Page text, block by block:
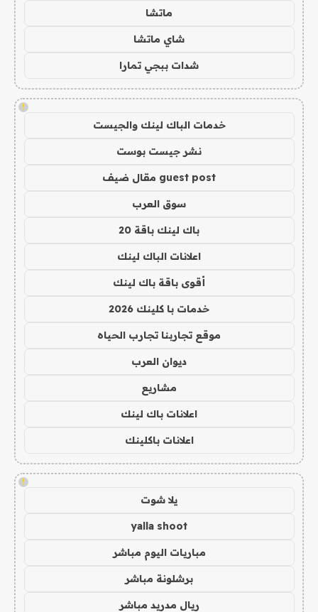
ماتشا
شاي ماتشا
شدات ببجي تمارا
!
خدمات الباك لينك والجيست
نشر جيست بوست
guest post مقال ضيف
سوق العرب
باك لينك باقة 20
اعلانات الباك لينك
أقوى باقة باك لينك
خدمات با كلينك 2026
موقع تجاربنا تجارب الحياه
ديوان العرب
مشاريع
اعلانات باك لينك
اعلانات باكلينك
!
يلا شوت
yalla shoot
مباريات اليوم مباشر
برشلونة مباشر
ريال مدريد مباشر